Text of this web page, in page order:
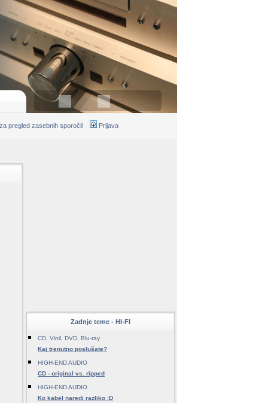
pregled zasebnih sporočil Prijava
Zadnje teme - HI-FI
CD, Vinil, DVD, Blu-ray
Kaj trenutno poslušate?
HIGH-END AUDIO
CD - original vs. ripped
HIGH-END AUDIO
Ko kabel naredi razliko :D